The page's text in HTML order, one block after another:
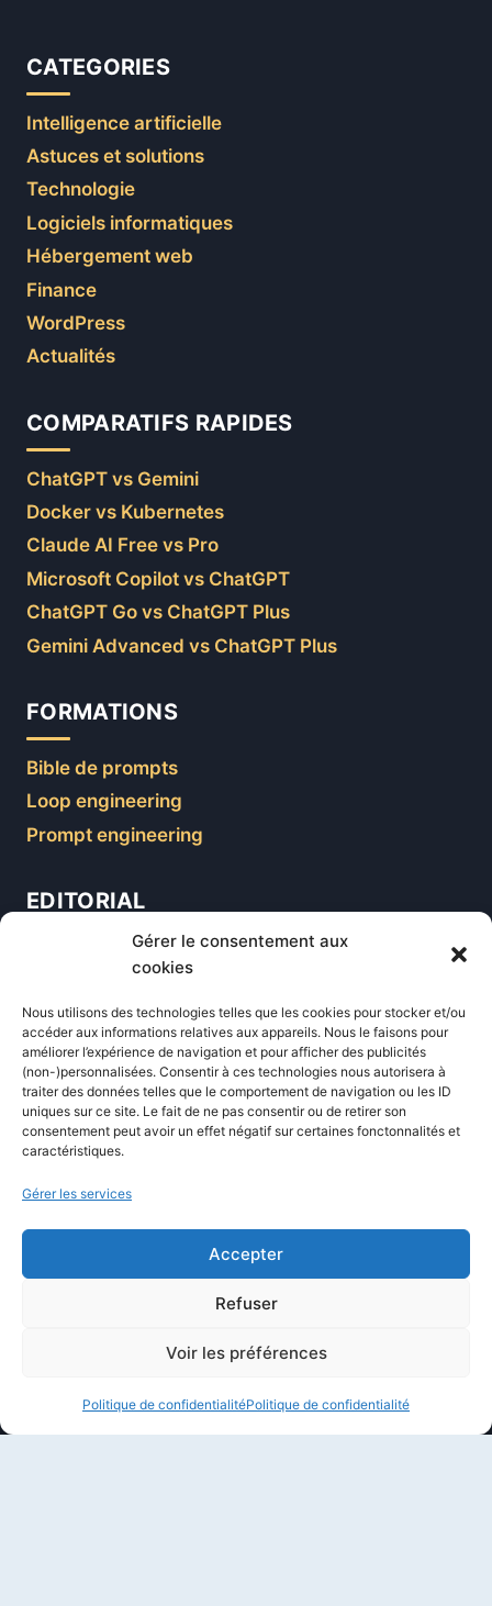
Gérer le consentement aux
cookies
Nous utilisons des technologies telles que les cookies pour stocker et/ou
accéder aux informations relatives aux appareils. Nous le faisons pour
améliorer l’expérience de navigation et pour afficher des publicités
(non-)personnalisées. Consentir à ces technologies nous autorisera à
traiter des données telles que le comportement de navigation ou les ID
uniques sur ce site. Le fait de ne pas consentir ou de retirer son
consentement peut avoir un effet négatif sur certaines fonctonnalités et
caractéristiques.
Gérer les services
Accepter
Refuser
Voir les préférences
Politique de confidentialitéPolitique de confidentialité
CATEGORIES
Intelligence artificielle
Astuces et solutions
Technologie
Logiciels informatiques
Hébergement web
Finance
WordPress
Actualités
COMPARATIFS RAPIDES
ChatGPT vs Gemini
Docker vs Kubernetes
Claude AI Free vs Pro
Microsoft Copilot vs ChatGPT
ChatGPT Go vs ChatGPT Plus
Gemini Advanced vs ChatGPT Plus
FORMATIONS
Bible de prompts
Loop engineering
Prompt engineering
EDITORIAL
Formations
Newsletter
Équipe éditoriale
Politique éditoriale
Méthodologie de test
Transparence et affiliation
CritiquePlus dans les médias
Contactez-nous
À propos de CritiquePlus